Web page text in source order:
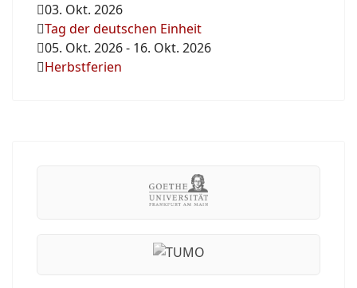
03. Okt. 2026
Tag der deutschen Einheit
05. Okt. 2026- 16. Okt. 2026
Herbstferien